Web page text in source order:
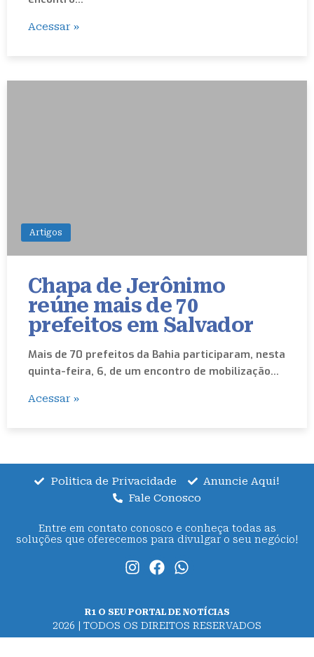
Acessar »
Artigos
Chapa de Jerônimo
reúne mais de 70
prefeitos em Salvador
Mais de 70 prefeitos da Bahia participaram, nesta
quinta-feira, 6, de um encontro de mobilização…
Acessar »
Politica de Privacidade
Anuncie Aqui!
Fale Conosco
Entre em contato conosco e conheça todas as
soluções que oferecemos para divulgar o seu negócio!
R1 O SEU PORTAL DE NOTÍCIAS
2026 | TODOS OS DIREITOS RESERVADOS